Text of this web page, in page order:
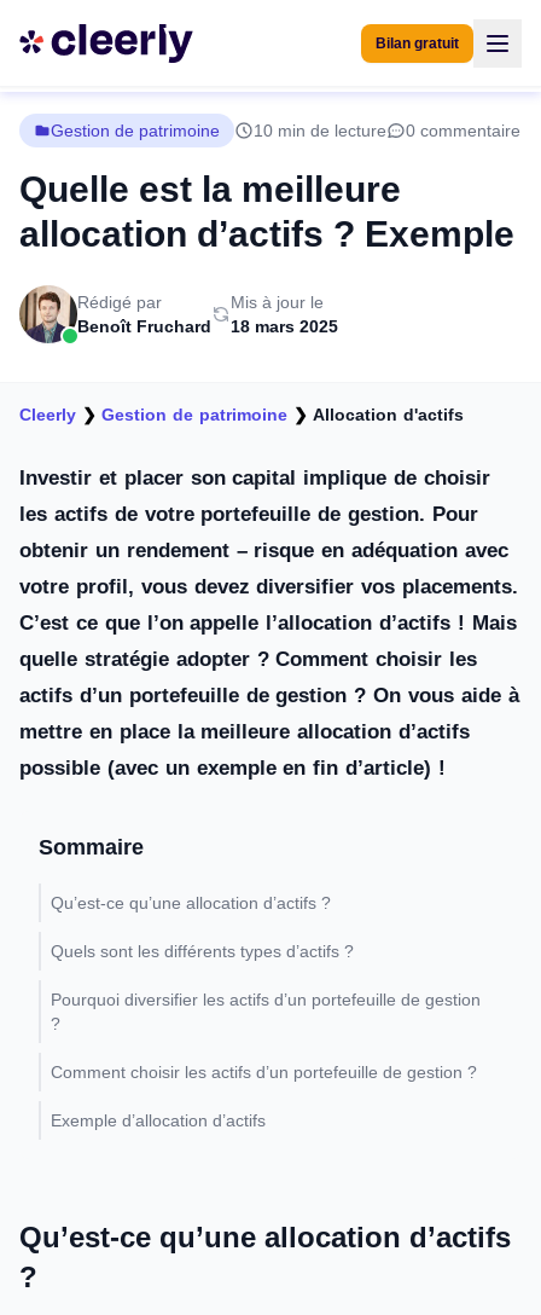
Bilan gratuit
Gestion de patrimoine 10 min de lecture 0 commentaire
Quelle est la meilleure
allocation d’actifs ? Exemple
Rédigé par
Benoît Fruchard
Mis à jour le
18 mars 2025
Cleerly ❯Gestion de patrimoine❯Allocation d'actifs
Investir et placer son capital implique de choisir
les actifs de votre portefeuille de gestion. Pour
obtenir un rendement – risque en adéquation avec
votre profil, vous devez diversifier vos placements.
C’est ce que l’on appelle l’allocation d’actifs ! Mais
quelle stratégie adopter ? Comment choisir les
actifs d’un portefeuille de gestion ? On vous aide à
mettre en place la meilleure allocation d’actifs
possible (avec un exemple en fin d’article) !
Sommaire
Qu’est-ce qu’une allocation d’actifs ?
Quels sont les différents types d’actifs ?
Pourquoi diversifier les actifs d’un portefeuille de gestion
?
Comment choisir les actifs d’un portefeuille de gestion ?
Exemple d’allocation d’actifs
Qu’est-ce qu’une allocation d’actifs
?